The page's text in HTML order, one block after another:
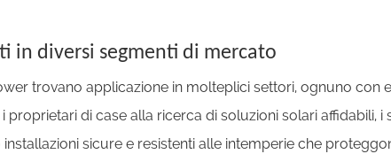
in diversi segmenti di mercato
trovano applicazione in molteplici settori, ognuno con
i proprietari di case alla ricerca di soluzioni solari affidabili,
sicure e resistenti alle intemperie che